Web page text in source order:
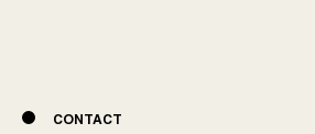
CONTACT